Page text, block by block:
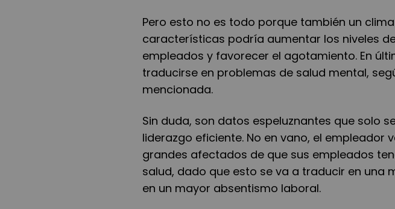
Pero esto no es todo porque también un
características podría aumentar los niveles
empleados y favorecer el agotamiento. En
traducirse en problemas de salud mental,
mencionada.
Sin duda, son datos espeluznantes que solo
liderazgo eficiente. No en vano, el empleador
grandes afectados de que sus empleados
salud, dado que esto se va a traducir en una
en un mayor absentismo laboral.